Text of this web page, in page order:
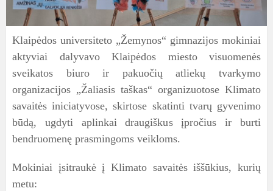
Klaipėdos universiteto „Žemynos“ gimnazijos mokiniai
aktyviai dalyvavo Klaipėdos miesto visuomenės
sveikatos biuro ir pakuočių atliekų tvarkymo
organizacijos „Žaliasis taškas“ organizuotose Klimato
savaitės iniciatyvose, skirtose skatinti tvarų gyvenimo
būdą, ugdyti aplinkai draugiškus įpročius ir burti
bendruomenę prasmingoms veikloms.
Mokiniai įsitraukė į Klimato savaitės iššūkius, kurių
metu: